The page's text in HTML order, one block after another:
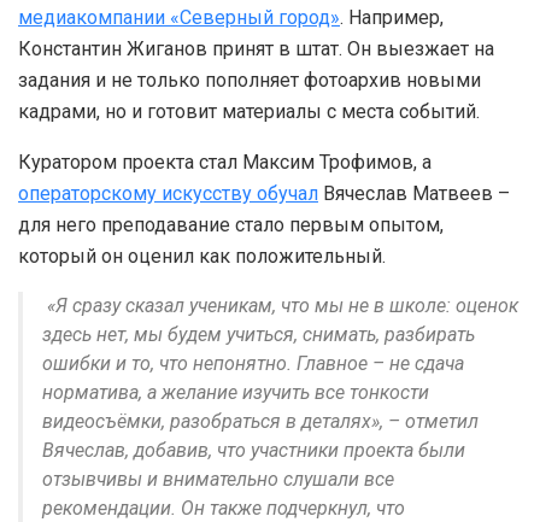
медиакомпании «Северный город». Например,
Константин Жиганов принят в штат. Он выезжает на
задания и не только пополняет фотоархив новыми
кадрами, но и готовит материалы с места событий.
Куратором проекта стал Максим Трофимов, а
операторскому искусству обучал Вячеслав Матвеев –
для него преподавание стало первым опытом,
который он оценил как положительный.
«Я сразу сказал ученикам, что мы не в школе: оценок
здесь нет, мы будем учиться, снимать, разбирать
ошибки и то, что непонятно. Главное – не сдача
норматива, а желание изучить все тонкости
видеосъёмки, разобраться в деталях», – отметил
Вячеслав, добавив, что участники проекта были
отзывчивы и внимательно слушали все
рекомендации. Он также подчеркнул, что